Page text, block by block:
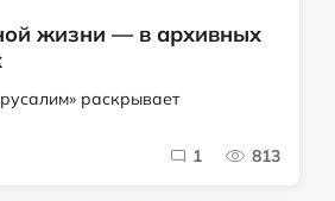
жизни — в архивных
раскрывает
1 813